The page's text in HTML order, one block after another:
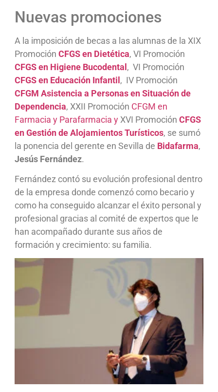
Nuevas promociones
A la imposición de becas a las alumnas de la XIX
Promoción CFGS en Dietética, VI Promoción
CFGS en Higiene Bucodental, VI Promoción
CFGS en Educación Infantil, IV Promoción
CFGM Asistencia a Personas en Situación de
Dependencia, XXII Promoción CFGM en
Farmacia y Parafarmacia y XVI Promoción CFGS
en Gestión de Alojamientos Turísticos, se sumó
la ponencia del gerente en Sevilla de Bidafarma,
Jesús Fernández.
Fernández contó su evolución profesional dentro
de la empresa donde comenzó como becario y
como ha conseguido alcanzar el éxito personal y
profesional gracias al comité de expertos que le
han acompañado durante sus años de
formación y crecimiento: su familia.